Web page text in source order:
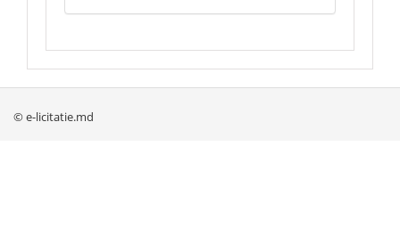
© e-licitatie.md